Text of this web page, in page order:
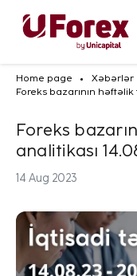
Home page
Xəbərlər
Foreks bazarının həftəlik
Foreks
analitikası
14 Aug 2023